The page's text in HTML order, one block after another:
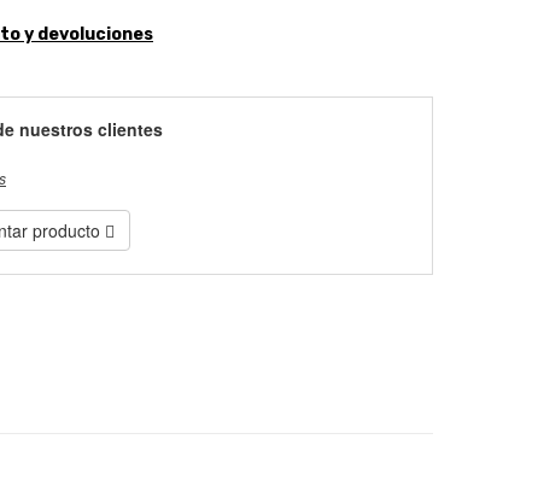
y devoluciones
nuestros clientes
producto